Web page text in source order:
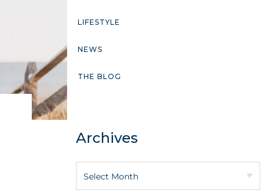
LIFESTYLE
NEWS
THE BLOG
Archives